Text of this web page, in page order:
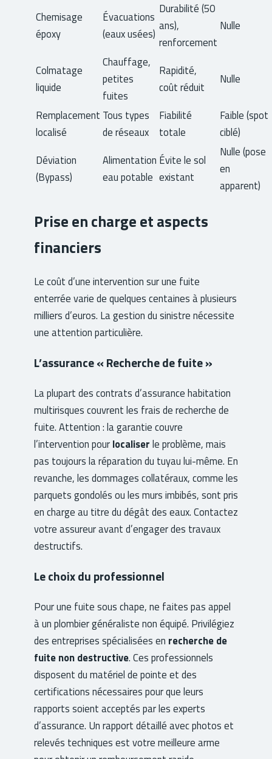
Chemisage
époxy
Évacuations
(eaux usées)
Durabilité (50
ans),
renforcement
Nulle
Colmatage
liquide
Chauffage,
petites
fuites
Rapidité,
coût réduit
Nulle
Remplacement
localisé
Tous types
de réseaux
Fiabilité
totale
Faible (spot
ciblé)
Déviation
(Bypass)
Alimentation
eau potable
Évite le sol
existant
Nulle (pose
en
apparent)
Prise en charge et aspects
financiers
Le coût d’une intervention sur une fuite
enterrée varie de quelques centaines à plusieurs
milliers d’euros. La gestion du sinistre nécessite
une attention particulière.
L’assurance « Recherche de fuite »
La plupart des contrats d’assurance habitation
multirisques couvrent les frais de recherche de
fuite. Attention : la garantie couvre
l’intervention pour localiser le problème, mais
pas toujours la réparation du tuyau lui-même. En
revanche, les dommages collatéraux, comme les
parquets gondolés ou les murs imbibés, sont pris
en charge au titre du dégât des eaux. Contactez
votre assureur avant d’engager des travaux
destructifs.
Le choix du professionnel
Pour une fuite sous chape, ne faites pas appel
à un plombier généraliste non équipé. Privilégiez
des entreprises spécialisées en recherche de
fuite non destructive. Ces professionnels
disposent du matériel de pointe et des
certifications nécessaires pour que leurs
rapports soient acceptés par les experts
d’assurance. Un rapport détaillé avec photos et
relevés techniques est votre meilleure arme